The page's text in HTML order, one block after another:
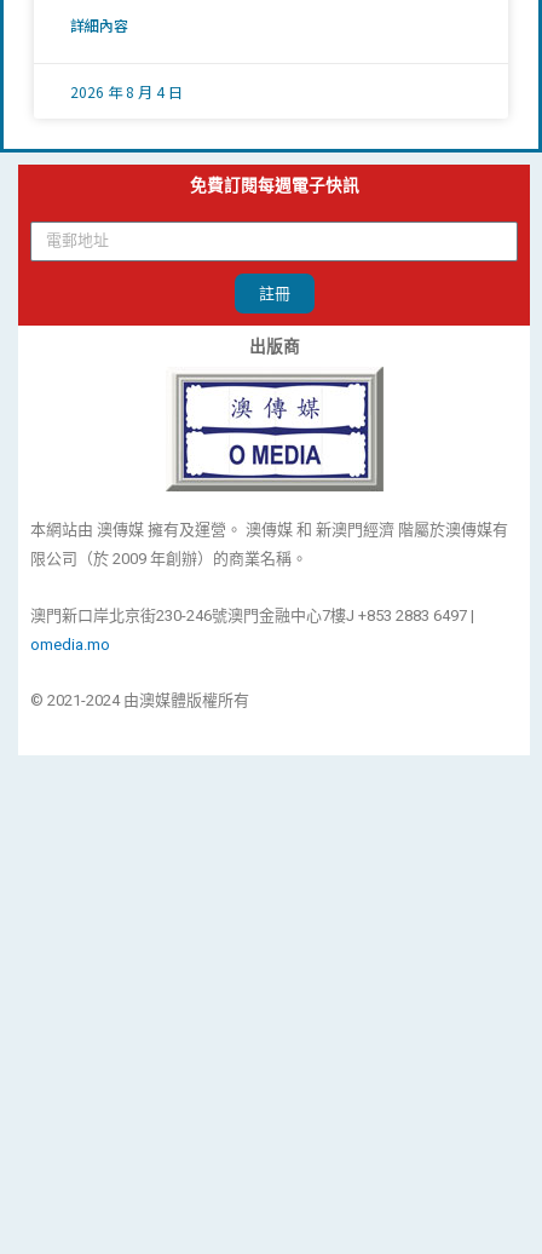
詳細內容
2026 年 8 月 4 日
免費訂閱每週電子快訊
註冊
出版商
本網站由 澳傳媒 擁有及運營。 澳傳媒 和 新澳門經濟 階屬於澳傳媒有
限公司（於 2009 年創辦）的商業名稱。
澳門新口岸北京街230-246號澳門金融中心7樓J +853 2883 6497 |
omedia.mo
© 2021-2024 由澳媒體版權所有